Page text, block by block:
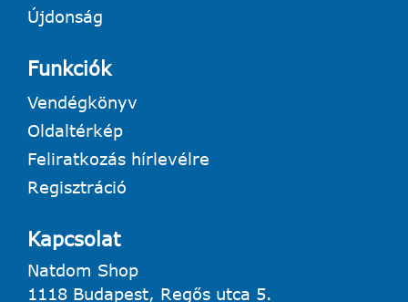
Újdonság
Funkciók
Vendégkönyv
Oldaltérkép
Feliratkozás hírlevélre
Regisztráció
Kapcsolat
Natdom Shop
1118 Budapest, Regős utca 5.